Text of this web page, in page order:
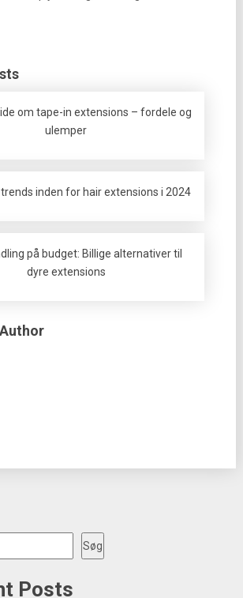
om tape-in extensions – fordele og
ulemper
inden for hair extensions i 2024
på budget: Billige alternativer til
dyre extensions
Søg
Posts